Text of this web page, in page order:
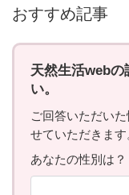
おすすめ記事